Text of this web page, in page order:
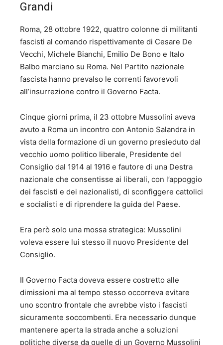
Grandi
Roma, 28 ottobre 1922, quattro colonne di militanti
fascisti al comando rispettivamente di Cesare De
Vecchi, Michele Bianchi, Emilio De Bono e Italo
Balbo marciano su Roma. Nel Partito nazionale
fascista hanno prevalso le correnti favorevoli
all’insurrezione contro il Governo Facta.
Cinque giorni prima, il 23 ottobre Mussolini aveva
avuto a Roma un incontro con Antonio Salandra in
vista della formazione di un governo presieduto dal
vecchio uomo politico liberale, Presidente del
Consiglio dal 1914 al 1916 e fautore di una Destra
nazionale che consentisse ai liberali, con l’appoggio
dei fascisti e dei nazionalisti, di sconfiggere cattolici
e socialisti e di riprendere la guida del Paese.
Era però solo una mossa strategica: Mussolini
voleva essere lui stesso il nuovo Presidente del
Consiglio.
Il Governo Facta doveva essere costretto alle
dimissioni ma al tempo stesso occorreva evitare
uno scontro frontale che avrebbe visto i fascisti
sicuramente soccombenti. Era necessario dunque
mantenere aperta la strada anche a soluzioni
politiche diverse da quelle di un Governo Mussolini